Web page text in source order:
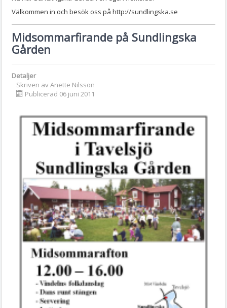
Välkommen in och besök oss på http://sundlingska.se
Midsommarfirande på Sundlingska
Gården
Detaljer
Skriven avAnette Nilsson
Publicerad 06 juni 2011